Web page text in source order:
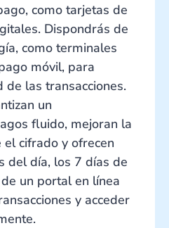
como tarjetas de
Dispondrás de
como terminales
móvil, para
las transacciones.
un
fluido, mejoran la
cifrado y ofrecen
del día, los 7 días de
un portal en línea
y acceder